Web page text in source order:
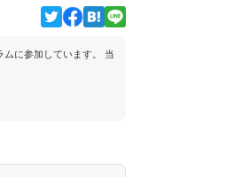
ムに参加しています。 当